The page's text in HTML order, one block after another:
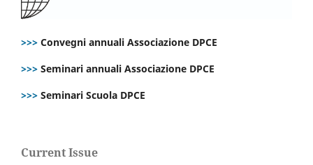
>>> Convegni annuali Associazione DPCE
>>> Seminari annuali Associazione DPCE
>>> Seminari Scuola DPCE
Current Issue